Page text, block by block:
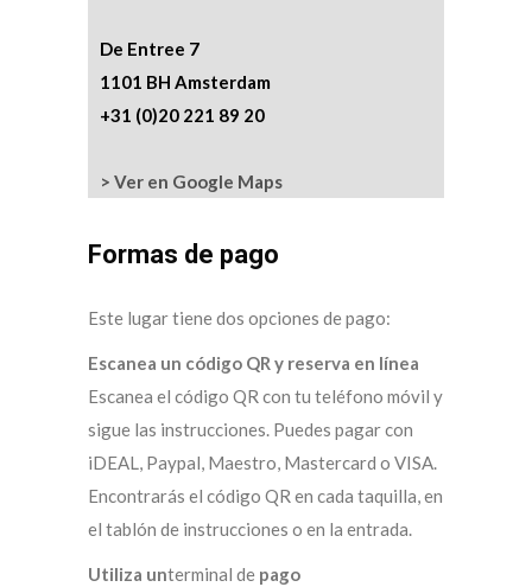
De Entree 7
1101 BH Amsterdam
+31 (0)20 221 89 20
> Ver en Google Maps
Formas de pago
Este lugar tiene dos opciones de pago:
Escanea un código QR y reserva en línea
Escanea el código QR con tu teléfono móvil y
sigue las instrucciones. Puedes pagar con
iDEAL, Paypal, Maestro, Mastercard o VISA.
Encontrarás el código QR en cada taquilla, en
el tablón de instrucciones o en la entrada.
Utiliza unterminal de pago